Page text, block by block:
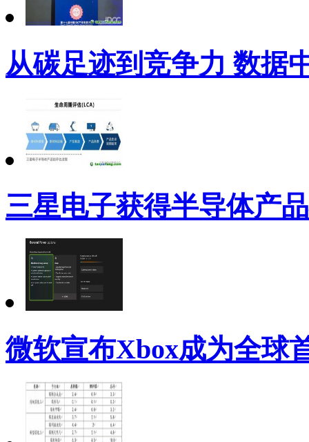
从碳足迹到竞争力 数据
三星电子获得半导体产
微软宣布Xbox成为全球